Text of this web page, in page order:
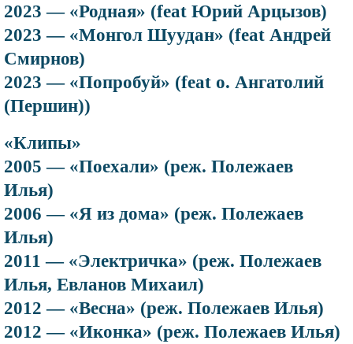
2023 — «Родная» (feat Юрий Арцызов)
2023 — «Монгол Шуудан» (feat Андрей
Смирнов)
2023 — «Попробуй» (feat о. Ангатолий
(Першин))
«Клипы»
2005 — «Поехали» (реж. Полежаев
Илья)
2006 — «Я из дома» (реж. Полежаев
Илья)
2011 — «Электричка» (реж. Полежаев
Илья, Евланов Михаил)
2012 — «Весна» (реж. Полежаев Илья)
2012 — «Иконка» (реж. Полежаев Илья)